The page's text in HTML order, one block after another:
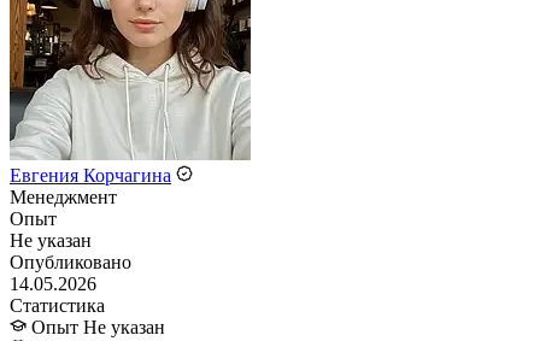
Евгения Корчагина
Менеджмент
Опыт
Не указан
Опубликовано
14.05.2026
Статистика
Опыт Не указан